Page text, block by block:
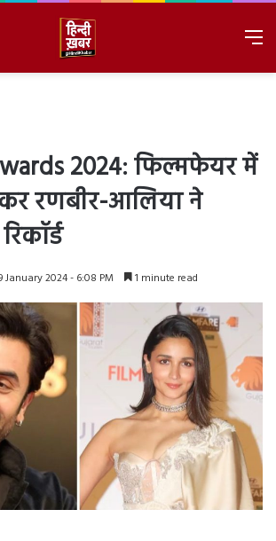
2024: फिल्मफेयर में
कर रणबीर-आलिया ने
January 2024 - 6:08 PM 1 minute read